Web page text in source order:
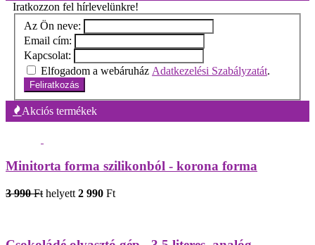
Iratkozzon fel hírlevelünkre!
Az Ön neve:
Email cím:
Kapcsolat:
Elfogadom a webáruház Adatkezelési Szabályzatát.
Feliratkozás
Akciós termékek
Minitorta forma szilikonból - korona forma
3 990 Ft helyett 2 990 Ft